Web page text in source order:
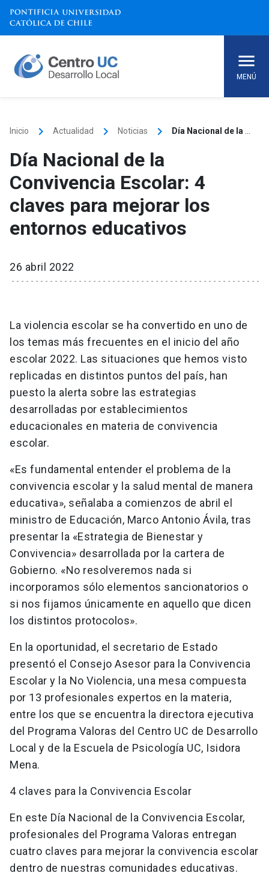
Skip
content
MENÚ
Inicio keyboard_arrow_right Actualidad keyboard_arrow_right Noticias keyboard_arrow_right
Día Nacional de la
Convivencia Escolar: 4
claves para mejorar los
entornos educativos
26 abril 2022
La violencia escolar se ha convertido en uno de
los temas más frecuentes en el inicio del año
escolar 2022. Las situaciones que hemos visto
replicadas en distintos puntos del país, han
puesto la alerta sobre las estrategias
desarrolladas por establecimientos
educacionales en materia de convivencia
escolar.
«Es fundamental entender el problema de la
convivencia escolar y la salud mental de manera
educativa», señalaba a comienzos de abril el
ministro de Educación, Marco Antonio Ávila, tras
presentar la «Estrategia de Bienestar y
Convivencia» desarrollada por la cartera de
Gobierno. «No resolveremos nada si
incorporamos sólo elementos sancionatorios o
si nos fijamos únicamente en aquello que dicen
los distintos protocolos».
En la oportunidad, el secretario de Estado
presentó el Consejo Asesor para la Convivencia
Escolar y la No Violencia, una mesa compuesta
por 13 profesionales expertos en la materia,
entre los que se encuentra la directora ejecutiva
del Programa Valoras del Centro UC de Desarrollo
Local y de la Escuela de Psicología UC, Isidora
Mena.
4 claves para la Convivencia Escolar
En este Día Nacional de la Convivencia Escolar,
profesionales del Programa Valoras entregan
cuatro claves para mejorar la convivencia escolar
dentro de nuestras comunidades educativas.